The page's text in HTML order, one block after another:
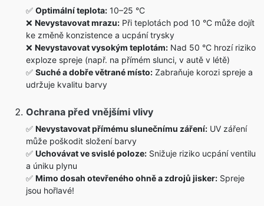
✅ Optimální teplota: 10–25 °C
❌ Nevystavovat mrazu: Při teplotách pod 10 °C může dojít
ke změně konzistence a ucpání trysky
❌ Nevystavovat vysokým teplotám: Nad 50 °C hrozí riziko
exploze spreje (např. na přímém slunci, v autě v létě)
✅ Suché a dobře větrané místo: Zabraňuje korozi spreje a
udržuje kvalitu barvy
Ochrana před vnějšími vlivy
✅ Nevystavovat přímému slunečnímu záření: UV záření
může poškodit složení barvy
✅ Uchovávat ve svislé poloze: Snižuje riziko ucpání ventilu
a úniku plynu
✅ Mimo dosah otevřeného ohně a zdrojů jisker: Spreje
jsou hořlavé!